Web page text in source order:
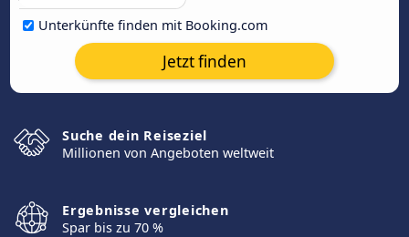
Unterkünfte finden mit Booking.com
Jetzt finden
Suche dein Reiseziel
Millionen von Angeboten weltweit
Ergebnisse vergleichen
Spar bis zu 70 %